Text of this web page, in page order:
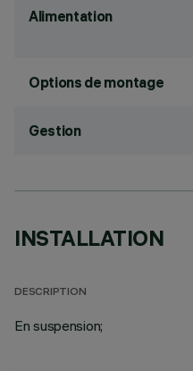
Alimentation
Options de montage
Gestion
INSTALLATION
DESCRIPTION
En suspension;